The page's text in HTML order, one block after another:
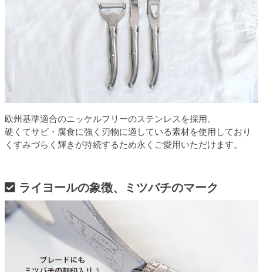
欧州基準適合のニッケルフリーのステンレスを採用。
硬くてサビ・腐食に強く刃物に適している素材を使用しており
くすみづらく輝きが持続するため永くご愛用いただけます。
ライヨールの象徴、ミツバチのマーク